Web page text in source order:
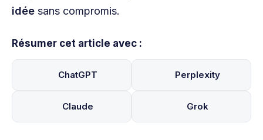
idée sans compromis.
Résumer cet article avec :
ChatGPT Perplexity
Claude Grok